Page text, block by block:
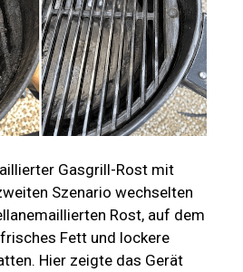
Gasgrill-Rost mit
Szenario wechselten
Rost, auf dem
Fett und lockere
Hier zeigte das Gerät